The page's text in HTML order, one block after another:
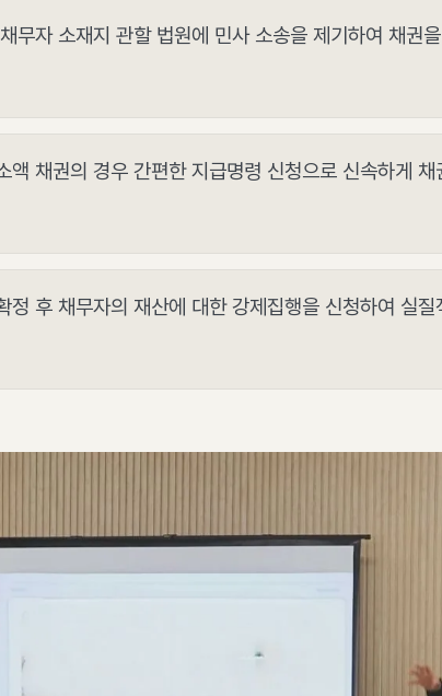
무자 소재지 관할 법원에 민사 소송을 제기하여 채권
채권의 경우 간편한 지급명령 신청으로 신속하게 채
후 채무자의 재산에 대한 강제집행을 신청하여 실질